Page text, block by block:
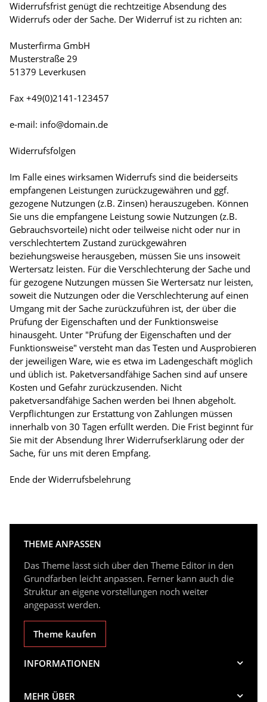
Widerrufsfrist genügt die rechtzeitige Absendung des
Widerrufs oder der Sache. Der Widerruf ist zu richten an:
Musterfirma GmbH
Musterstraße 29
51379 Leverkusen
Fax +49(0)2141-123457
e-mail: info@domain.de
Widerrufsfolgen
Im Falle eines wirksamen Widerrufs sind die beiderseits
empfangenen Leistungen zurückzugewähren und ggf.
gezogene Nutzungen (z.B. Zinsen) herauszugeben. Können
Sie uns die empfangene Leistung sowie Nutzungen (z.B.
Gebrauchsvorteile) nicht oder teilweise nicht oder nur in
verschlechtertem Zustand zurückgewähren
beziehungsweise herausgeben, müssen Sie uns insoweit
Wertersatz leisten. Für die Verschlechterung der Sache und
für gezogene Nutzungen müssen Sie Wertersatz nur leisten,
soweit die Nutzungen oder die Verschlechterung auf einen
Umgang mit der Sache zurückzuführen ist, der über die
Prüfung der Eigenschaften und der Funktionsweise
hinausgeht. Unter "Prüfung der Eigenschaften und der
Funktionsweise" versteht man das Testen und Ausprobieren
der jeweiligen Ware, wie es etwa im Ladengeschäft möglich
und üblich ist. Paketversandfähige Sachen sind auf unsere
Kosten und Gefahr zurückzusenden. Nicht
paketversandfähige Sachen werden bei Ihnen abgeholt.
Verpflichtungen zur Erstattung von Zahlungen müssen
innerhalb von 30 Tagen erfüllt werden. Die Frist beginnt für
Sie mit der Absendung Ihrer Widerrufserklärung oder der
Sache, für uns mit deren Empfang.
Ende der Widerrufsbelehrung
THEME ANPASSEN
Das Theme lässt sich über den Theme Editor in den
Grundfarben leicht anpassen. Ferner kann auch die
Struktur an eigene vorstellungen noch weiter
angepasst werden.
Theme kaufen
INFORMATIONEN
MEHR ÜBER